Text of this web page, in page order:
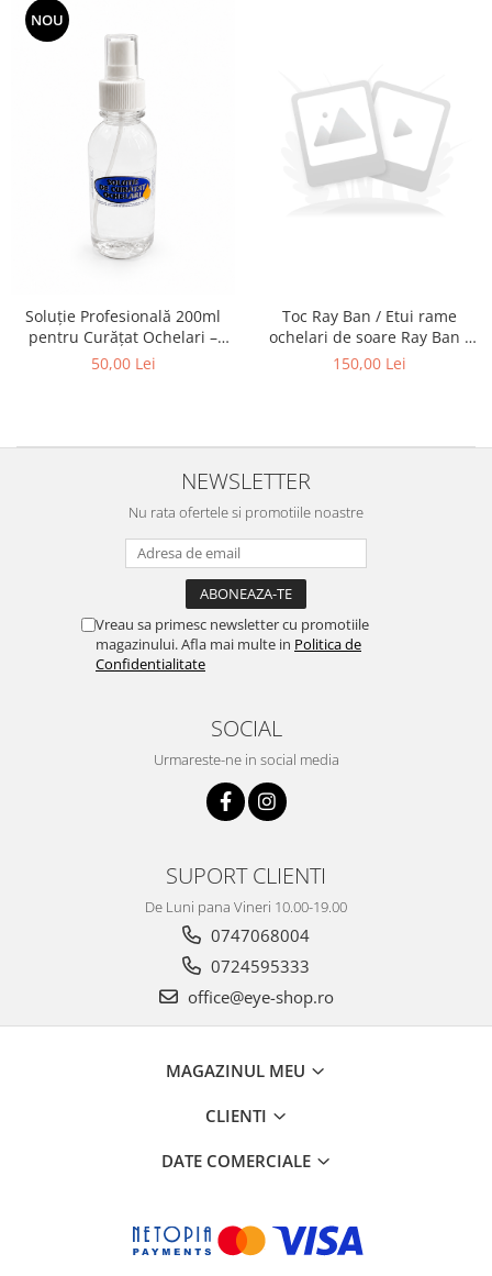
Meta Wayfarer (Gen 2)
NOU
Soluție Profesională 200ml
pentru Curățat Ochelari –
Spray Anti-Urme pentru
50,00 Lei
Toc Ray Ban / Etui rame
ochelari de soare Ray Ban /
Ray Ban Glasses Case -
150,00 Lei
NEWSLETTER
Nu rata ofertele si promotiile noastre
Vreau sa primesc newsletter cu promotiile
magazinului. Afla mai multe in Politica de
Confidentialitate
SOCIAL
Urmareste-ne in social media
SUPORT CLIENTI
De Luni pana Vineri 10.00-19.00
0747068004
0724595333
office@eye-shop.ro
MAGAZINUL MEU
CLIENTI
DATE COMERCIALE